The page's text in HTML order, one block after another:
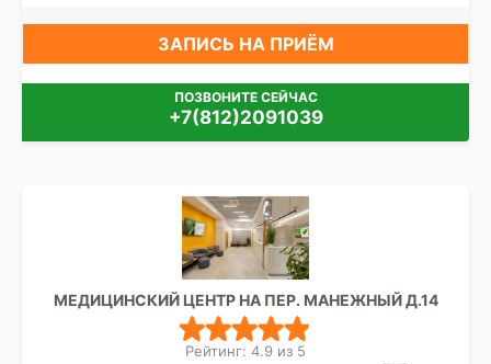
ЗАПИСЬ НА ПРИЁМ
ПОЗВОНИТЕ СЕЙЧАС
+7(812)2091039
МЕДИЦИНСКИЙ ЦЕНТР НА ПЕР. МАНЕЖНЫЙ Д.14
Рейтинг: 4.9 из 5